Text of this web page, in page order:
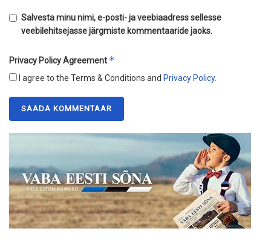
Salvesta minu nimi, e-posti- ja veebiaadress sellesse
veebilehitsejasse järgmiste kommentaaride jaoks.
Privacy Policy Agreement *
I agree to the Terms & Conditions and Privacy Policy.